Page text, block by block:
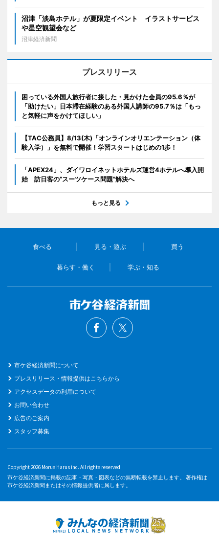
沼津「淡島ホテル」が夏限定イベント イラストサービス
や星空観望会など
沼津経済新聞
プレスリリース
困っている外国人旅行者に接した・見かけた会員の95.6％が
「助けたい」日本滞在経験のある外国人講師の95.7％は「もっ
と気軽に声をかけてほしい」
【TAC公務員】8/13(木)「オンラインオリエンテーション（体
験入学）」を無料で開催！学習スタートはじめの1歩！
「APEX24」、ダイワロイネットホテルズ運営4ホテルへ導入開
始 訪日客の“スーツケース問題”解決へ
もっと見る
食べる 見る・遊ぶ 買う
暮らす・働く 学ぶ・知る
市ケ谷経済新聞について
プレスリリース・情報提供はこちらから
アクセスデータの利用について
お問い合わせ
広告のご案内
スタッフ募集
Copyright 2026 Morus Harus inc. All rights reserved.
市ケ谷経済新聞に掲載の記事・写真・図表などの無断転載を禁止します。 著作権は
市ケ谷経済新聞またはその情報提供者に属します。